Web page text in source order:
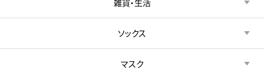
ソックス
マスク